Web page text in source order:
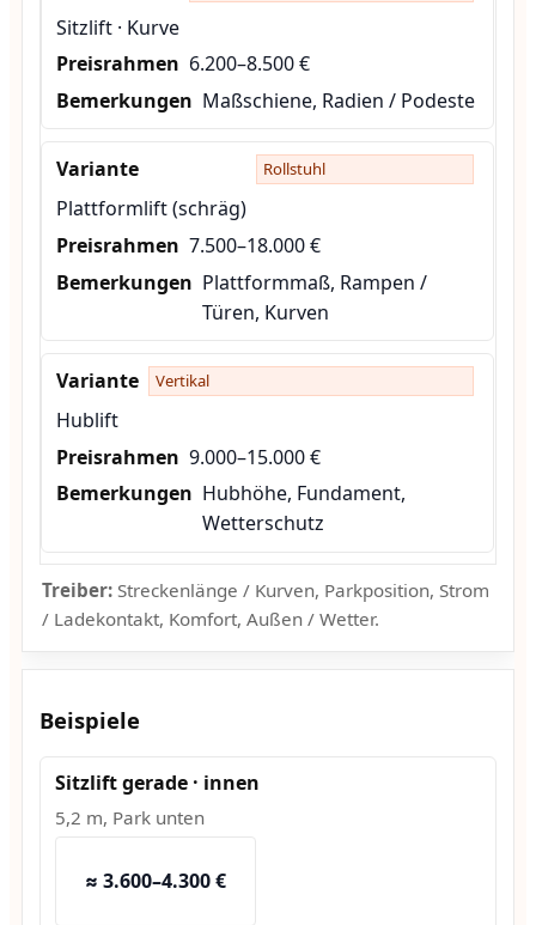
Sitzlift · Kurve
6.200–8.500 €
Maßschiene, Radien / Podeste
Rollstuhl
Plattformlift (schräg)
7.500–18.000 €
Plattformmaß, Rampen /
Türen, Kurven
Vertikal
Hublift
9.000–15.000 €
Hubhöhe, Fundament,
Wetterschutz
Treiber:Streckenlänge / Kurven, Parkposition, Strom
/ Ladekontakt, Komfort, Außen / Wetter.
Beispiele
Sitzlift gerade · innen
5,2 m, Park unten
≈ 3.600–4.300 €